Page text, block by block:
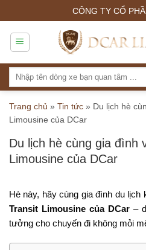
to
content
CÔNG TY CỔ
Tìm
kiếm:
Trang chủ » Tin tức » Du lịch hè
Limousine của DCar
Du lịch hè cùng gia đình
Limousine của DCar
Hè này, hãy cùng gia đình du lịch
Transit Limousine của DCar –
tưởng cho chuyến đi không mỏi